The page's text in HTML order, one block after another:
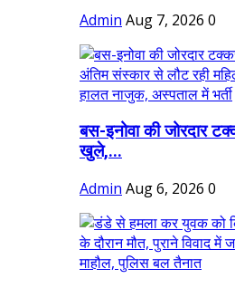
Admin Aug 7, 2026 0
बस-इनोवा की जोरदार
खुले,...
Admin Aug 6, 2026 0